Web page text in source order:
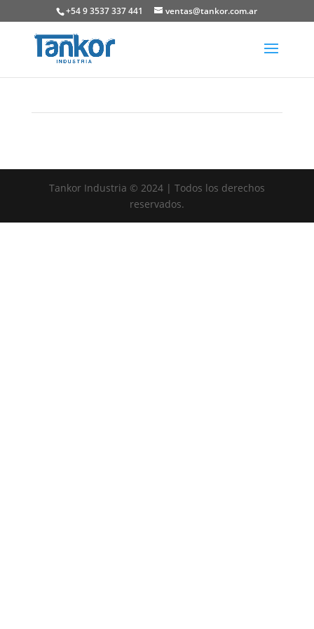
+54 9 3537 337 441 ventas@tankor.com.ar
Tankor Industria © 2024 | Todos los derechos
reservados.